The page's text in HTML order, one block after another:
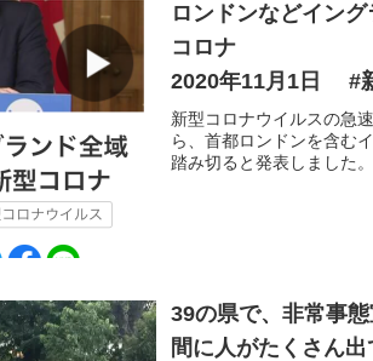
ロンドンなどイン
コロナ
2020年11月1日 #
新型コロナウイルスの急
ら、首都ロンドンを含む
踏み切ると発表しました。
39の県で、非常事
間に人がたくさん出